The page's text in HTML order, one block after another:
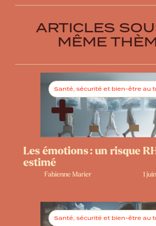
ARTICLES
MÊME
Santé, sécurité et bien-être au
Les émotions : un risque
estimé
Fabienne Marier 1
Santé, sécurité et bien-être au